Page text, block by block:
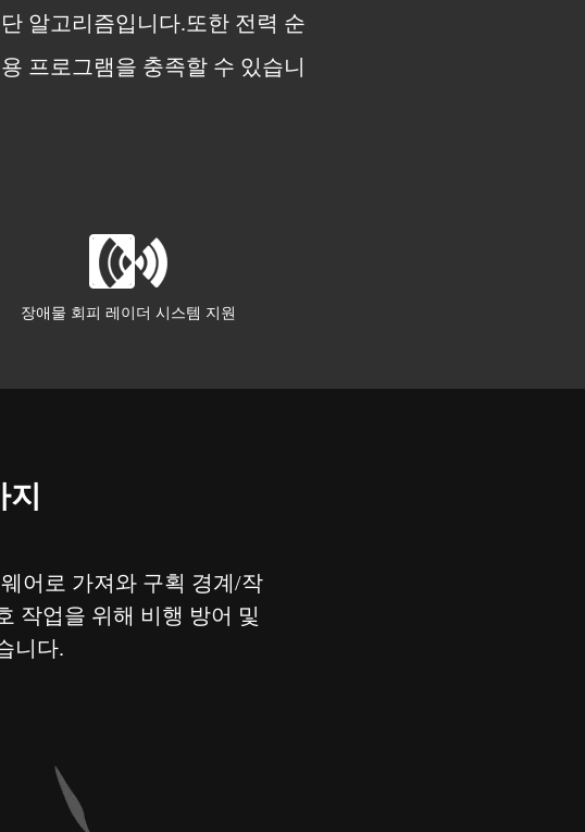
알고리즘입니다.또한 전력 순
프로그램을 충족할 수 있습니
장애물 회피 레이더 시스템 지원
지
어로 가져와 구획 경계/작
작업을 위해 비행 방어 및
니다.